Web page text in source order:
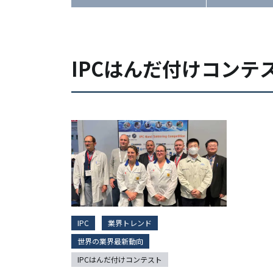
IPCはんだ付けコンテ
IPC
業界トレンド
世界の業界最新動向
IPCはんだ付けコンテスト